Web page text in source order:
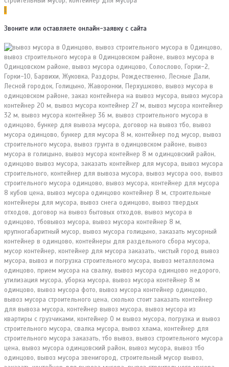
1
Звоните или оставляете онлайн-заявку с сайта